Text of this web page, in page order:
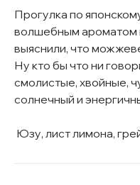
Прогулка по
волшебным ароматом
выяснили, что
Ну кто бы что ни
смолистые, хвойные,
солнечный и
Юзу, лист лимона,